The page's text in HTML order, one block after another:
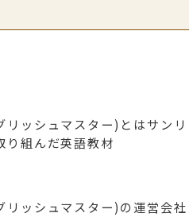
ッシュマスター)とはサンリ
り組んだ英語教材
ッシュマスター)の運営会社